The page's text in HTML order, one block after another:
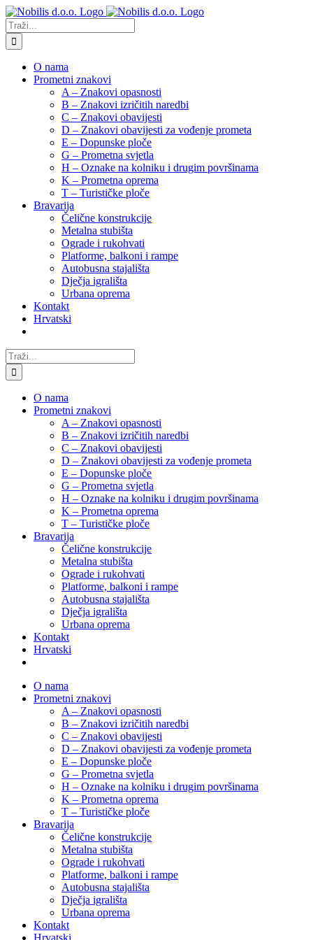
Skip
to
content
Traži...
O nama
Prometni znakovi
A – Znakovi opasnosti
B – Znakovi izričitih naredbi
C – Znakovi obavijesti
D – Znakovi obavijesti za vođenje prometa
E – Dopunske ploče
G – Prometna svjetla
H – Oznake na kolniku i drugim površinama
K – Prometna oprema
T – Turističke ploče
Bravarija
Čelične konstrukcije
Metalna stubišta
Ograde i rukohvati
Platforme, balkoni i rampe
Autobusna stajališta
Dječja igrališta
Urbana oprema
Kontakt
Hrvatski
Traži...
O nama
Prometni znakovi
A – Znakovi opasnosti
B – Znakovi izričitih naredbi
C – Znakovi obavijesti
D – Znakovi obavijesti za vođenje prometa
E – Dopunske ploče
G – Prometna svjetla
H – Oznake na kolniku i drugim površinama
K – Prometna oprema
T – Turističke ploče
Bravarija
Čelične konstrukcije
Metalna stubišta
Ograde i rukohvati
Platforme, balkoni i rampe
Autobusna stajališta
Dječja igrališta
Urbana oprema
Kontakt
Hrvatski
O nama
Prometni znakovi
A – Znakovi opasnosti
B – Znakovi izričitih naredbi
C – Znakovi obavijesti
D – Znakovi obavijesti za vođenje prometa
E – Dopunske ploče
G – Prometna svjetla
H – Oznake na kolniku i drugim površinama
K – Prometna oprema
T – Turističke ploče
Bravarija
Čelične konstrukcije
Metalna stubišta
Ograde i rukohvati
Platforme, balkoni i rampe
Autobusna stajališta
Dječja igrališta
Urbana oprema
Kontakt
Hrvatski